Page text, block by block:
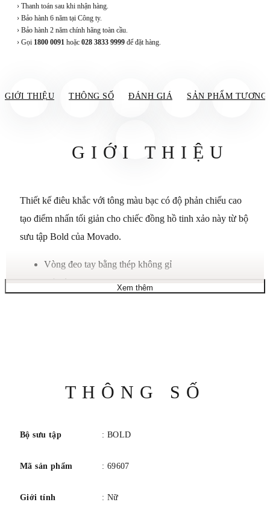
› Thanh toán sau khi nhận hàng.
› Bảo hành 6 năm tại Công ty.
› Bảo hành 2 năm chính hãng toàn cầu.
› Gọi 1800 0091 hoặc 028 3833 9999 để đặt hàng.
GIỚI THIỆU THÔNG SỐ ĐÁNH GIÁ SẢN PHẨM TƯƠNG
GIỚI THIỆU
Thiết kế điêu khắc với tông màu bạc có độ phản chiếu cao
tạo điểm nhấn tối giản cho chiếc đồng hồ tinh xảo này từ bộ
sưu tập Bold của Movado.
Vòng đeo tay bằng thép không gỉ
Vỏ tròn, 32mm
Xem thêm
THÔNG SỐ
Bộ sưu tập : BOLD
Mã sản phẩm : 69607
Giới tính : Nữ